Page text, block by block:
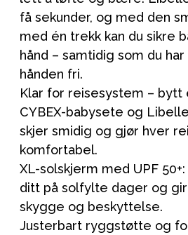
få sekunder, og med den
med én trekk kan du sikre
hånd – samtidig som du
hånden fri.
Klar for reisesystem –
CYBEX-babysete og
skjer smidig og gjør hver
komfortabel.
XL-solskjerm med UPF
ditt på solfylte dager og
skygge og beskyttelse.
Justerbart ryggstøtte og